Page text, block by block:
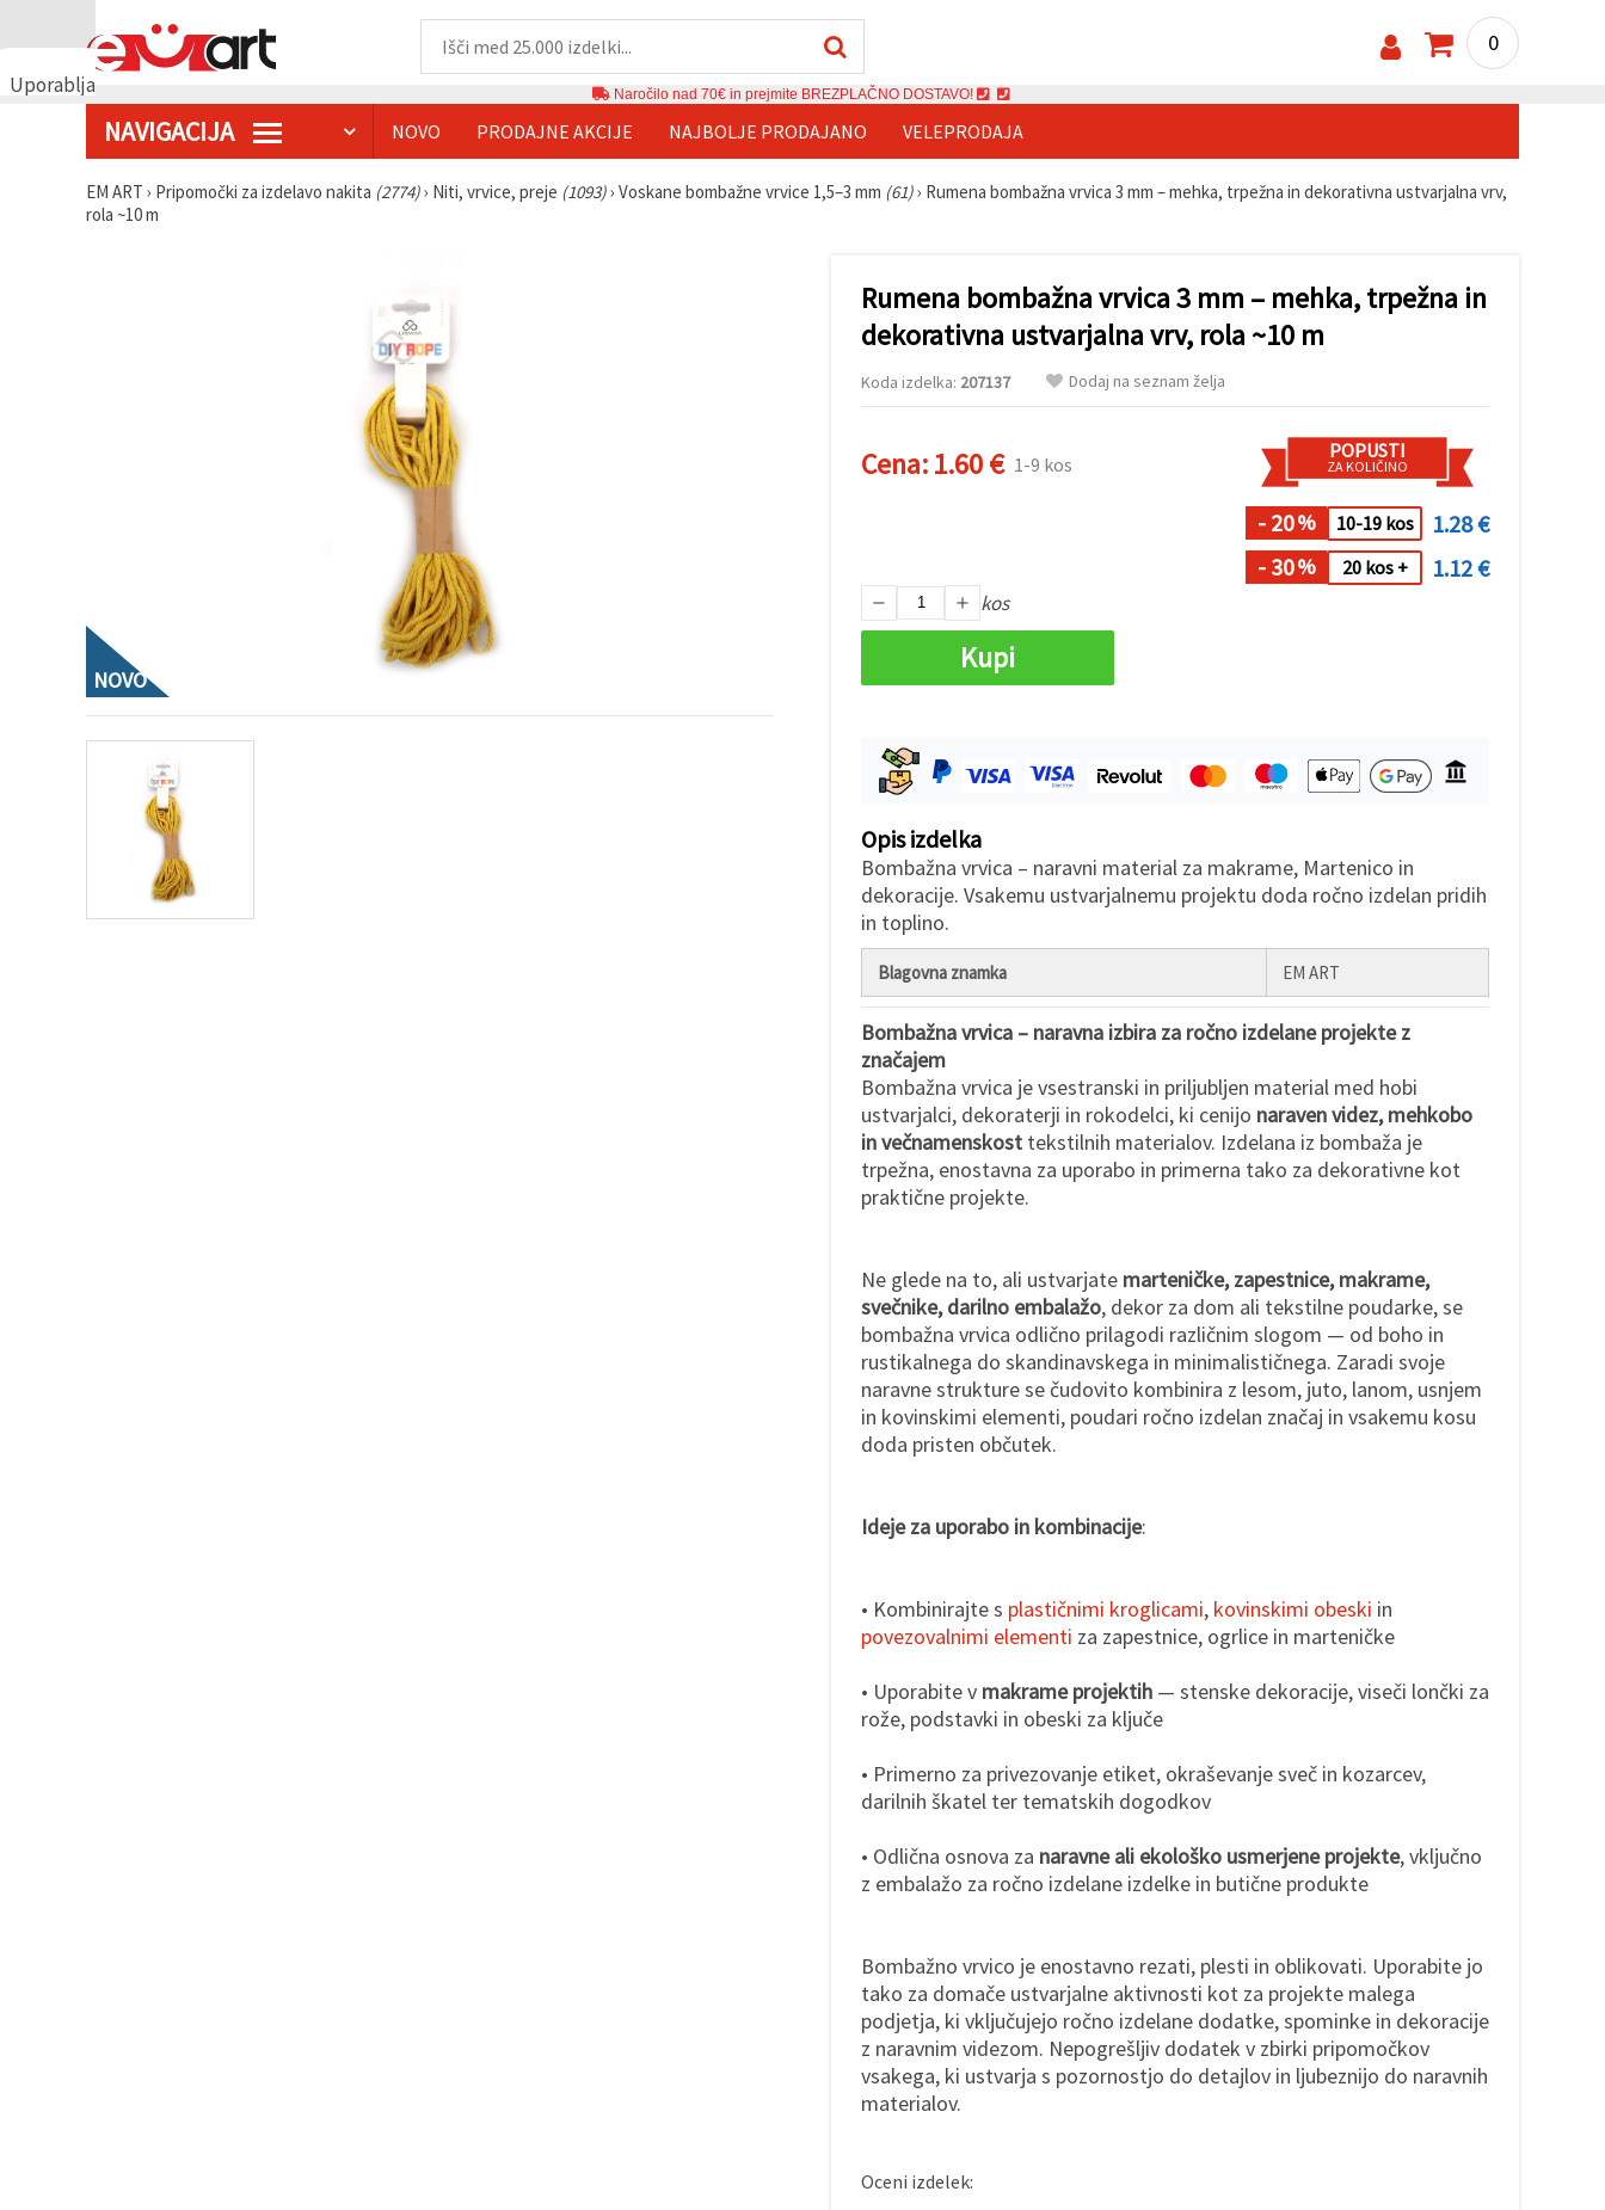
Uporabljamo
Uporabljamo
tehnologije,
0
Naročilo nad 70€ in prejmite BREZPLAČNO DOSTAVO!
NAVIGACIJA NOVO PRODAJNE AKCIJE NAJBOLJE PRODAJANO VELEPRODAJA
EM ART › Pripomočki za izdelavo nakita (2774)› Niti, vrvice, preje (1093)› Voskane bombažne vrvice 1,5–3 mm (61)› Rumena bombažna vrvica 3 mm – mehka, trpežna in dekorativna ustvarjalna vrv,
rola ~10 m
NOVO
Rumena bombažna vrvica 3 mm – mehka, trpežna in
dekorativna ustvarjalna vrv, rola ~10 m
Koda izdelka: 207137 Dodaj na seznam želja
Cena:1.60 € 1-9 kos
POPUSTI
ZA KOLIČINO
- 20% 10-19 kos
1.28 €
- 30% 20 kos + 1.12 €
kos
Kupi
Opis izdelka
Bombažna vrvica – naravni material za makrame, Martenico in
dekoracije. Vsakemu ustvarjalnemu projektu doda ročno izdelan pridih
in toplino.
Blagovna znamka EM ART
Bombažna vrvica – naravna izbira za ročno izdelane projekte z
značajem
Bombažna vrvica je vsestranski in priljubljen material med hobi
ustvarjalci, dekoraterji in rokodelci, ki cenijo naraven videz, mehkobo
in večnamenskost tekstilnih materialov. Izdelana iz bombaža je
trpežna, enostavna za uporabo in primerna tako za dekorativne kot
praktične projekte.
Ne glede na to, ali ustvarjate marteničke, zapestnice, makrame,
svečnike, darilno embalažo, dekor za dom ali tekstilne poudarke, se
bombažna vrvica odlično prilagodi različnim slogom — od boho in
rustikalnega do skandinavskega in minimalističnega. Zaradi svoje
naravne strukture se čudovito kombinira z lesom, juto, lanom, usnjem
in kovinskimi elementi, poudari ročno izdelan značaj in vsakemu kosu
doda pristen občutek.
Ideje za uporabo in kombinacije:
• Kombinirajte s plastičnimi kroglicami, kovinskimi obeski in
povezovalnimi elementi za zapestnice, ogrlice in marteničke
• Uporabite v makrame projektih — stenske dekoracije, viseči lončki za
rože, podstavki in obeski za ključe
• Primerno za privezovanje etiket, okraševanje sveč in kozarcev,
darilnih škatel ter tematskih dogodkov
• Odlična osnova za naravne ali ekološko usmerjene projekte, vključno
z embalažo za ročno izdelane izdelke in butične produkte
Bombažno vrvico je enostavno rezati, plesti in oblikovati. Uporabite jo
tako za domače ustvarjalne aktivnosti kot za projekte malega
podjetja, ki vključujejo ročno izdelane dodatke, spominke in dekoracije
z naravnim videzom. Nepogrešljiv dodatek v zbirki pripomočkov
vsakega, ki ustvarja s pozornostjo do detajlov in ljubeznijo do naravnih
materialov.
Oceni izdelek: